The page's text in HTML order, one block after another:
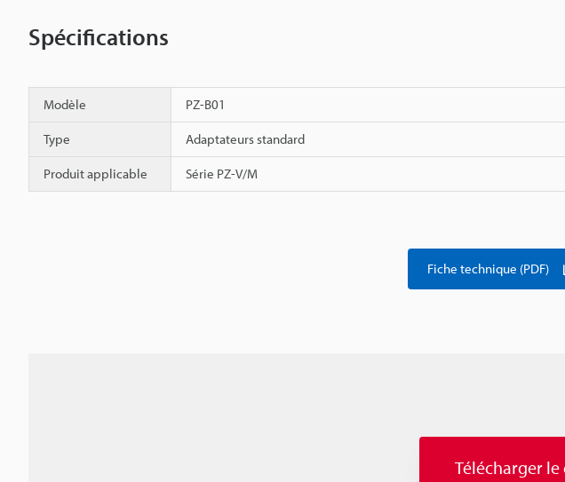
Spécifications
Modèle PZ-B01
Type Adaptateurs standard
Produit applicable Série PZ-V/M
Fiche technique (PDF)
Télécharger